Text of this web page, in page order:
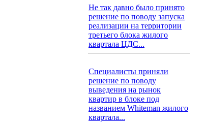
Не так давно было принято
решение по поводу запуска
реализации на территории
третьего блока жилого
квартала ЦДС...
Специалисты приняли
решение по поводу
выведения на рынок
квартир в блоке под
названием Whiteman жилого
квартала...